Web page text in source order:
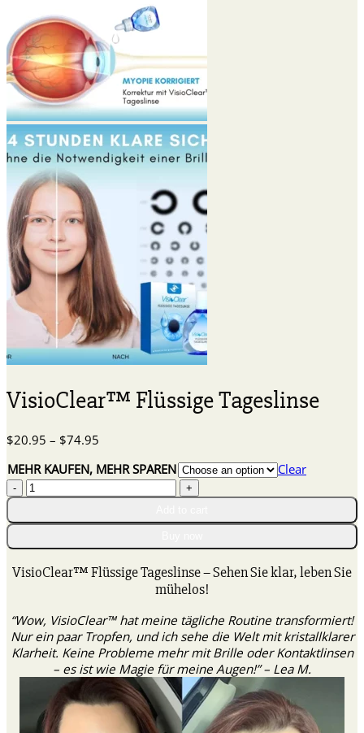
VisioClear™ Flüssige Tageslinse
$20.95 – $74.95
$20.95
MEHR KAUFEN, MEHR SPAREN
Clear
VisioClear™
Flüssige
Tageslinse
VisioClear™ Flüssige Tageslinse – Sehen Sie klar, leben Sie
mühelos!
“Wow, VisioClear™ hat meine tägliche Routine transformiert!
Nur ein paar Tropfen, und ich sehe die Welt mit kristallklarer
Klarheit. Keine Probleme mehr mit Brille oder Kontaktlinsen
– es ist wie Magie für meine Augen!” – Lea M.